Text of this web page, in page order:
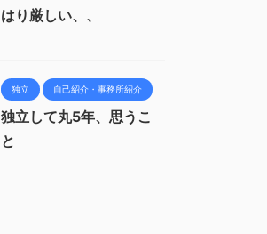
はり厳しい、、
独立 自己紹介・事務所紹介
独立して丸5年、思うこ
と